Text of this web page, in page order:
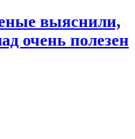
выяснили,
очень полезен